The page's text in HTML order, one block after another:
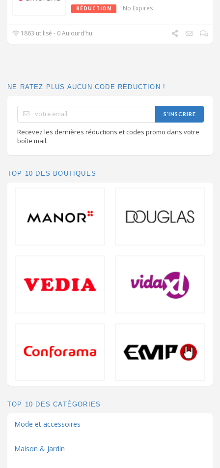
RÉDUCTION No Expires
1863 utilisé - 0 Aujourd’hui
NE RATEZ PLUS AUCUN CODE RÉDUCTION !
S’INSCRIRE
Recevez les dernières réductions et codes promo dans votre
boîte mail.
TOP 10 DES BOUTIQUES
TOP 10 DES CATÉGORIES
Mode et accessoires
Maison & Jardin